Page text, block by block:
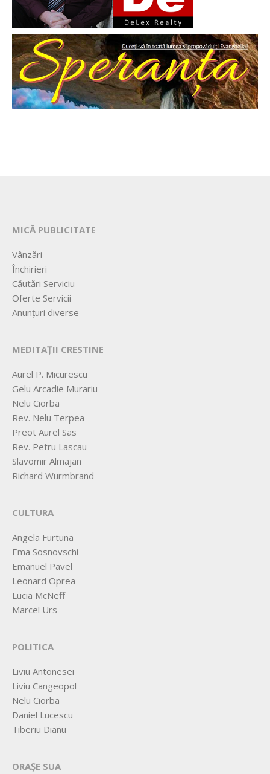
MICĂ PUBLICITATE
Vânzări
Închirieri
Căutări Serviciu
Oferte Servicii
Anunțuri diverse
MEDITAȚII CRESTINE
Aurel P. Micurescu
Gelu Arcadie Murariu
Nelu Ciorba
Rev. Nelu Terpea
Preot Aurel Sas
Rev. Petru Lascau
Slavomir Almajan
Richard Wurmbrand
CULTURA
Angela Furtuna
Ema Sosnovschi
Emanuel Pavel
Leonard Oprea
Lucia McNeff
Marcel Urs
POLITICA
Liviu Antonesei
Liviu Cangeopol
Nelu Ciorba
Daniel Lucescu
Tiberiu Dianu
ORAȘE SUA